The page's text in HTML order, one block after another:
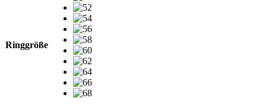
Ringgröße